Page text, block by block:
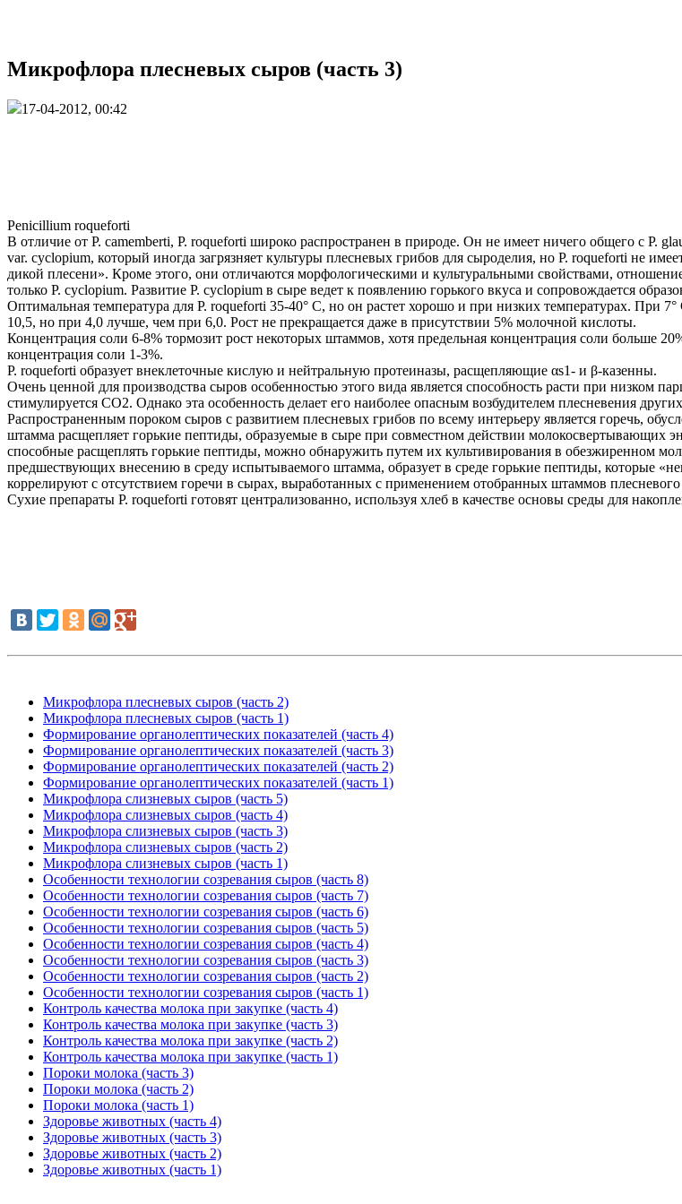
Микрофлора плесневых сыров (часть 3)
17-04-2012, 00:42
Penicillium roqueforti
В отличие от Р. camemberti, Р. roqueforti широко распространен в природе. Он не имеет ничего общего с Р.
var. cyclopium, который иногда загрязняет культуры плесневых грибов для сыроделия, но Р. roqueforti не
дикой плесени». Кроме этого, они отличаются морфологическими и культуральными свойствами,
только Р. cyclopium. Развитие Р. cyclopium в сыре ведет к появлению горького вкуса и сопровождается
Оптимальная температура для Р. roqueforti 35-40° С, но он растет хорошо и при низких температурах. При
10,5, но при 4,0 лучше, чем при 6,0. Рост не прекращается даже в присутствии 5% молочной кислоты.
Концентрация соли 6-8% тормозит рост некоторых штаммов, хотя предельная концентрация соли больше
концентрация соли 1-3%.
Р. roqueforti образует внеклеточные кислую и нейтральную протеиназы, расщепляющие αs1- и β-казенны.
Очень ценной для производства сыров особенностью этого вида является способность расти при низком
стимулируется CO2. Однако эта особенность делает его наиболее опасным возбудителем плесневения
Распространенным пороком сыров с развитием плесневых грибов по всему интерьеру является горечь,
штамма расщепляет горькие пептиды, образуемые в сыре при совместном действии молокосвертывающих
способные расщеплять горькие пептиды, можно обнаружить путем их культивирования в обезжиренном
предшествующих внесению в среду испытываемого штамма, образует в среде горькие пептиды, которые
коррелируют с отсутствием горечи в сырах, выработанных с применением отобранных штаммов плесневого
Сухие препараты Р. roqueforti готовят централизованно, используя хлеб в качестве основы среды для
Микрофлора плесневых сыров (часть 2)
Микрофлора плесневых сыров (часть 1)
Формирование органолептических показателей (часть 4)
Формирование органолептических показателей (часть 3)
Формирование органолептических показателей (часть 2)
Формирование органолептических показателей (часть 1)
Микрофлора слизневых сыров (часть 5)
Микрофлора слизневых сыров (часть 4)
Микрофлора слизневых сыров (часть 3)
Микрофлора слизневых сыров (часть 2)
Микрофлора слизневых сыров (часть 1)
Особенности технологии созревания сыров (часть 8)
Особенности технологии созревания сыров (часть 7)
Особенности технологии созревания сыров (часть 6)
Особенности технологии созревания сыров (часть 5)
Особенности технологии созревания сыров (часть 4)
Особенности технологии созревания сыров (часть 3)
Особенности технологии созревания сыров (часть 2)
Особенности технологии созревания сыров (часть 1)
Контроль качества молока при закупке (часть 4)
Контроль качества молока при закупке (часть 3)
Контроль качества молока при закупке (часть 2)
Контроль качества молока при закупке (часть 1)
Пороки молока (часть 3)
Пороки молока (часть 2)
Пороки молока (часть 1)
Здоровье животных (часть 4)
Здоровье животных (часть 3)
Здоровье животных (часть 2)
Здоровье животных (часть 1)